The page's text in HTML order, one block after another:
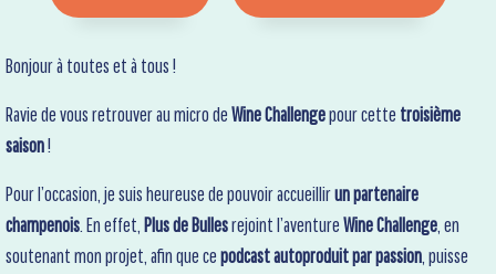
Bonjour à toutes et à tous !
Ravie de vous retrouver au micro deWine Challengepour cette troisième
saison!
Pour l’occasion, je suis heureuse de pouvoir accueillirun partenaire
champenois. En effet, Plus de Bullesrejoint l’aventureWine Challenge, en
soutenant mon projet, afin que cepodcast autoproduit par passion, puisse